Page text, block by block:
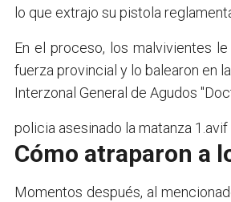
lo que extrajo su pistola
En el proceso, los malvivientes
fuerza provincial y lo balearon en
Interzonal General de Agudos
policia asesinado la matanza 1.avif
Cómo atraparon a
Momentos después, al